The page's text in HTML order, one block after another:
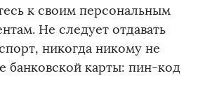
к своим персональным
Не следует отдавать
никогда никому не
банковской карты: пин-код